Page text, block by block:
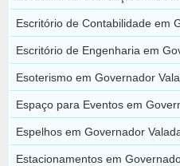
Escritório de Contabilidade em
Escritório de Engenharia em
Esoterismo em Governador
Espaço para Eventos em
Espelhos em Governador
Estacionamentos em